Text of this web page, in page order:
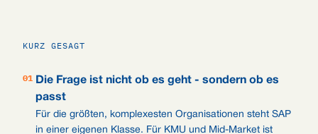
KURZ GESAGT
01 Die Frage ist nicht ob es geht - sondern ob es
passt
Für die größten, komplexesten Organisationen steht SAP
in einer eigenen Klasse. Für KMU und Mid-Market ist